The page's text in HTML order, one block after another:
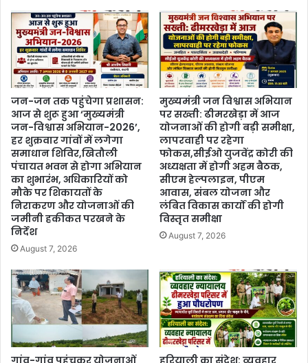
जन-जन तक पहुंचेगा प्रशासन:
आज से शुरू हुआ ‘मुख्यमंत्री
जन-विश्वास अभियान-2026’,
हर शुक्रवार गांवों में लगेगा
समाधान शिविर,खितौली
पंचायत भवन से होगा अभियान
का शुभारंभ, अधिकारियों को
मौके पर शिकायतों के
निराकरण और योजनाओं की
जमीनी हकीकत परखने के
निर्देश
August 7, 2026
मुख्यमंत्री जन विश्वास अभियान
पर सख्ती: ढीमरखेड़ा में आज
योजनाओं की होगी बड़ी समीक्षा,
लापरवाही पर रहेगा
फोकस,सीईओ युजवेंद्र कोरी की
अध्यक्षता में होगी अहम बैठक,
सीएम हेल्पलाइन, पीएम
आवास, संबल योजना और
लंबित विकास कार्यों की होगी
विस्तृत समीक्षा
August 7, 2026